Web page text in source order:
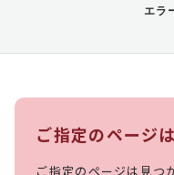
エラ
ご指定のページ
ご指定のページは見つ